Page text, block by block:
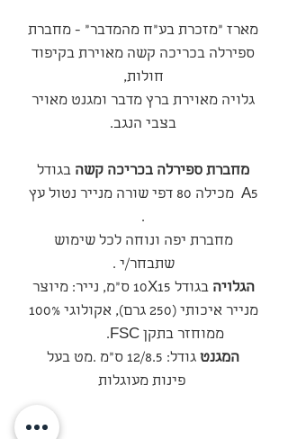
מארז ״מזכרת בע״ח מהמדבר״ - מחברת
ספירלה בכריכה קשה מאוירת בקיפוד
חולות,
גלויה מאוירת ברץ מדבר ומגנט מאויר
בצבי הנגב.
מחברת ספירלה בכריכה קשה בגודל
A5 מכילה 80 דפי שורה מנייר נטול עץ
.
מחברת יפה ונוחה לכל שימוש
שתבחר/י .
הגלויה
בגודל 10X15 ס"מ, נייר: מיוצר
מנייר איכותי (250 גרם), אקולוגי 100%
ממוחזר בתקן FSC.
המגנט
גודל: 12/8.5 ס"מ .מט בעל
פינות מעוגלות